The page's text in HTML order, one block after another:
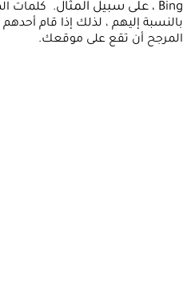
Bing ، على سبيل المثال.
كلمات
بالنسبة إليهم ، لذلك إذا قام
المرجح أن تقع على موقعك.